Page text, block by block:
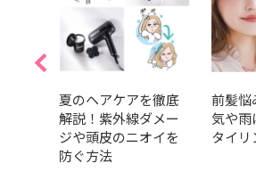
夏のヘアケアを徹底
解説！紫外線ダメー
ジや頭皮のニオイを
防ぐ方法
前髪悩
気や雨
タイリ